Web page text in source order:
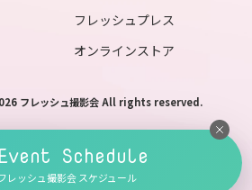
フレッシュプレス
オンラインストア
フレッシュ撮影会 All rights reserved.
Event Schedule
レッシュ撮影会 スケジュール